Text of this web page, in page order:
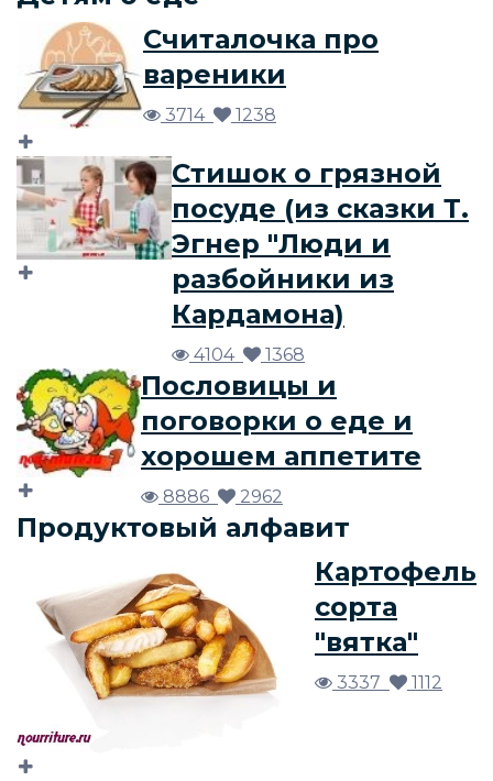
Считалочка про
вареники
3714 1238
Стишок о грязной
посуде (из сказки Т.
Эгнер "Люди и
разбойники из
Кардамона)
4104 1368
Пословицы и
поговорки о еде и
хорошем аппетите
8886 2962
Продуктовый алфавит
Картофель
сорта
"вятка"
3337 1112